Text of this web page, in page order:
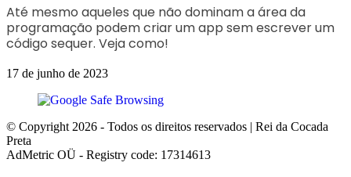
Até mesmo aqueles que não dominam a área da
programação podem criar um app sem escrever um
código sequer. Veja como!
17 de junho de 2023
© Copyright 2026 - Todos os direitos reservados | Rei da Cocada
Preta
AdMetric OÜ - Registry code: 17314613